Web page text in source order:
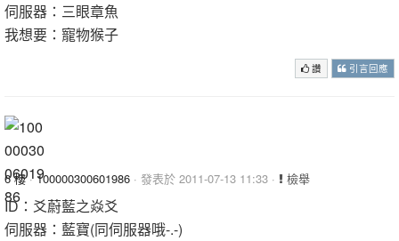
伺服器：三眼章魚
我想要：寵物猴子
讚 引言回應
6 樓·100000300601986 · 發表於 2011-07-13 11:33 · 檢舉
ID：爻蔚藍之焱爻
伺服器：藍寶(同伺服器哦-.-)